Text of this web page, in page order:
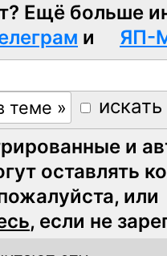
Ещё больше
и ЯП-
и
оставлять
или
, если не